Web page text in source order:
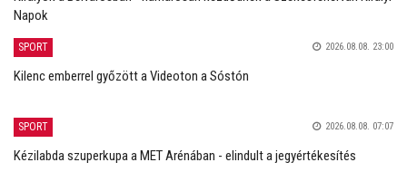
Napok
SPORT 2026.08.08. 23:00
Kilenc emberrel győzött a Videoton a Sóstón
SPORT 2026.08.08. 07:07
Kézilabda szuperkupa a MET Arénában - elindult a jegyértékesítés